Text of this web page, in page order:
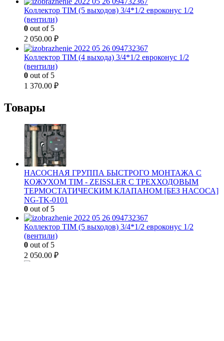
Коллектор TIM (5 выходов) 3/4*1/2 евроконус 1/2
(вентили)
0 out of 5
2 050.00 ₽
Коллектор TIM (4 выхода) 3/4*1/2 евроконус 1/2
(вентили)
0 out of 5
1 370.00 ₽
Товары
НАСОСНАЯ ГРУППА БЫСТРОГО МОНТАЖА С
КОЖУХОМ TIM - ZEISSLER С ТРЕХХОДОВЫМ
ТЕРМОСТАТИЧЕСКИМ КЛАПАНОМ [БЕЗ НАСОСА]
NG-TK-0101
0 out of 5
Коллектор TIM (5 выходов) 3/4*1/2 евроконус 1/2
(вентили)
0 out of 5
2 050.00 ₽